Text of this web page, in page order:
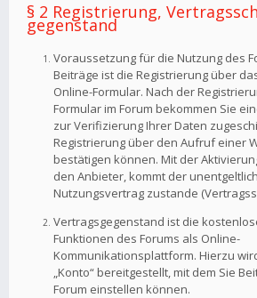
§ 2 Registrierung,
gegenstand
Voraussetzung für die Nutzung des
Beiträge ist die Registrierung über
Online-Formular. Nach der
Formular im Forum bekommen Sie
zur Verifizierung Ihrer Daten
Registrierung über den Aufruf einer
bestätigen können. Mit der
den Anbieter, kommt der
Nutzungsvertrag zustande
Vertragsgegenstand ist die
Funktionen des Forums als Online-
Kommunikationsplattform. Hierzu
„Konto“ bereitgestellt, mit dem Sie
Forum einstellen können.